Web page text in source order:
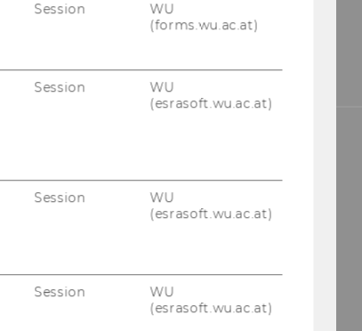
Session
WU
(forms.wu.ac.at)
Session
WU
(esrasoft.wu.ac.at)
Session
WU
(esrasoft.wu.ac.at)
Session
WU
(esrasoft.wu.ac.at)